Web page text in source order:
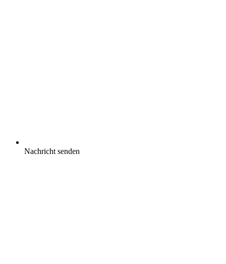
Nachricht senden